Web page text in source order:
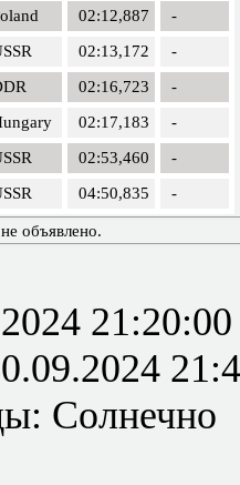
02:12,887
-
02:13,172
-
02:16,723
-
02:17,183
-
02:53,460
-
04:50,835 -
объявлено.
21:20:00
Солнечно